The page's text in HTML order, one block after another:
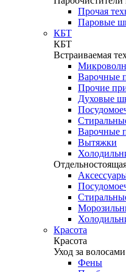
Прочая
Паровые
КБТ
КБТ
Встраиваемая
Варочные
Прочие
Духовые
Варочные
Вытяжки
Красота
Красота
Уход за волосами
Фены